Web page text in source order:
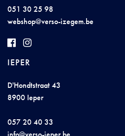
051 30 25 98
webshop@verso-izegem.be
IEPER
D'Hondtstraat 43
8900 Ieper
057 20 40 33